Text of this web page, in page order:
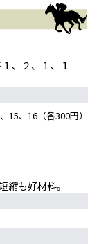
、２、１、１
15、16（各300円）
縮も好材料。